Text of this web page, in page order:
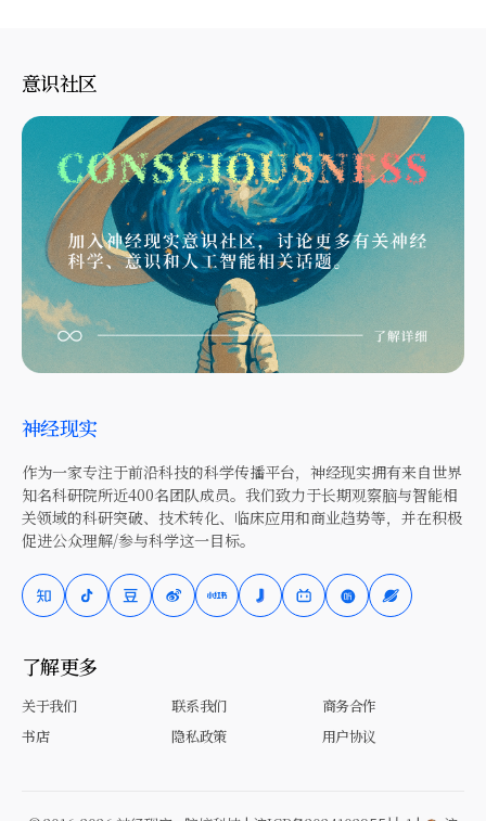
意识社区
神经现实
作为一家专注于前沿科技的科学传播平台，神经现实拥有来自世界
知名科研院所近400名团队成员。我们致力于长期观察脑与智能相
关领域的科研突破、技术转化、临床应用和商业趋势等，并在积极
促进公众理解/参与科学这一目标。
了解更多
关于我们 联系我们
商务合作
书店
隐私政策 用户协议